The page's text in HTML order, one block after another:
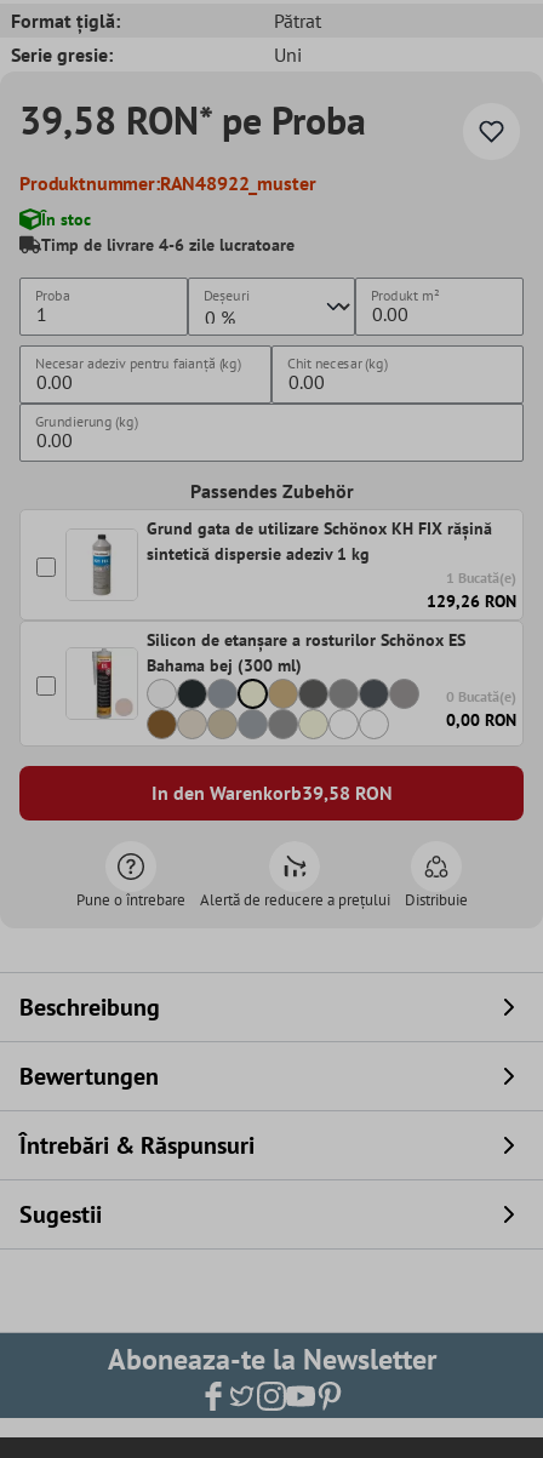
Format țiglă:
Pătrat
Serie gresie:
Uni
39,58 RON* pe Proba
Produktnummer:RAN48922_muster
În stoc
Timp de livrare 4-6 zile lucratoare
Proba Deșeuri Produkt m²
Necesar adeziv pentru faianță (kg) Chit necesar (kg)
Grundierung (kg)
Passendes Zubehör
Grund gata de utilizare Schönox KH FIX rășină
sintetică dispersie adeziv 1 kg
1 Bucată(e)
129,26 RON
Silicon de etanșare a rosturilor Schönox ES
Bahama bej (300 ml)
0 Bucată(e)
0,00 RON
In den Warenkorb39,58 RON
Pune o întrebare Alertă de reducere a prețului Distribuie
Beschreibung
Bewertungen
Întrebări & Răspunsuri
Sugestii
Aboneaza-te la Newsletter